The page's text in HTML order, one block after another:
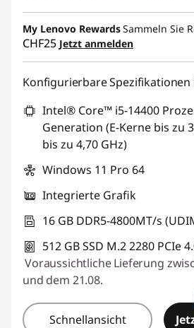
eCoupon-Rabatt :-CHF 233.80
eCoupon :THINKDEAL7
My Lenovo RewardsSammeln Sie
CHF25 Jetzt anmelden
Konfigurierbare Spezifikationen
Intel® Core™ i5-14400
Generation (E-Kerne bis zu
bis zu 4,70 GHz)
Windows 11 Pro 64
Integrierte Grafik
16 GB DDR5-4800MT/s
512 GB SSD M.2 2280 PCIe
Voraussichtliche Lieferung
und dem 21.08.
Schnellansicht